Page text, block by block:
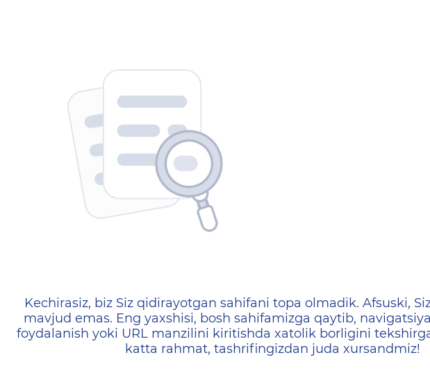
404 — Страница не найдена
Kechirasiz, biz Siz qidirayotgan sahifani topa olmadik. Afsuski,
mavjud emas. Eng yaxshisi, bosh sahifamizga qaytib,
foydalanish yoki URL manzilini kiritishda xatolik borligini
katta rahmat, tashrifingizdan juda xursandmiz!